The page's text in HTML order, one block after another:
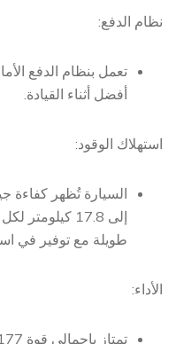
نظام الدفع:
تعمل بنظام الدفع
أفضل أثناء القيادة.
استهلاك الوقود:
السيارة تُظهر كفاءة
إلى 17.8
طويلة مع توفير في
الأداء: